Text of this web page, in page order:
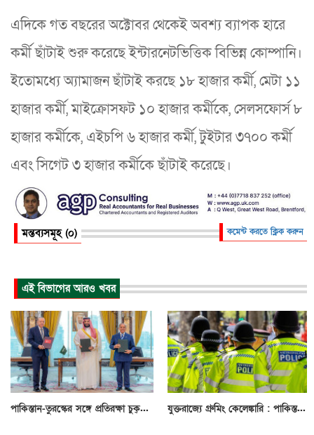
এদিকে গত বছরের অক্টোবর থেকেই অবশ্য ব্যাপক হারে
কর্মী ছাঁটাই শুরু করেছে ইন্টারনেটভিত্তিক বিভিন্ন কোম্পানি।
ইতোমধ্যে অ্যামাজন ছাঁটাই করছে ১৮ হাজার কর্মী, মেটা ১১
হাজার কর্মী, মাইক্রোসফট ১০ হাজার কর্মীকে, সেলসফোর্স ৮
হাজার কর্মীকে, এইচপি ৬ হাজার কর্মী, টুইটার ৩৭০০ কর্মী
এবং সিগেট ৩ হাজার কর্মীকে ছাঁটাই করেছে।
মন্তব্যসমূহ (০) কমেন্ট করতে ক্লিক করুন
এই বিভাগের আরও খবর
পাকিস্তান-তুরস্কের সঙ্গে প্রতিরক্ষা চুক্... যুক্তরাজ্যে গ্রুমিং কেলেঙ্কারি : পাকিস্ত...